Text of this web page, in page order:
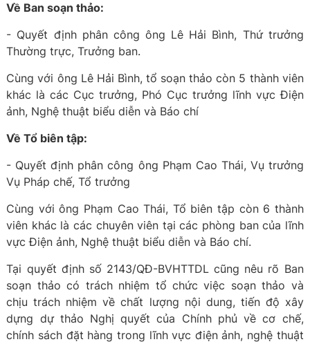
Về Ban soạn thảo:
- Quyết định phân công ông Lê Hải Bình, Thứ trưởng
Thường trực, Trưởng ban.
Cùng với ông Lê Hải Bình, tổ soạn thảo còn 5 thành viên
khác là các Cục trưởng, Phó Cục trưởng lĩnh vực Điện
ảnh, Nghệ thuật biểu diễn và Báo chí
Về Tổ biên tập:
- Quyết định phân công ông Phạm Cao Thái, Vụ trưởng
Vụ Pháp chế, Tổ trưởng
Cùng với ông Phạm Cao Thái, Tổ biên tập còn 6 thành
viên khác là các chuyên viên tại các phòng ban của lĩnh
vực Điện ảnh, Nghệ thuật biểu diễn và Báo chí.
Tại quyết định số 2143/QĐ-BVHTTDL cũng nêu rõ Ban
soạn thảo có trách nhiệm tổ chức việc soạn thảo và
chịu trách nhiệm về chất lượng nội dung, tiến độ xây
dựng dự thảo Nghị quyết của Chính phủ về cơ chế,
chính sách đặt hàng trong lĩnh vực điện ảnh, nghệ thuật